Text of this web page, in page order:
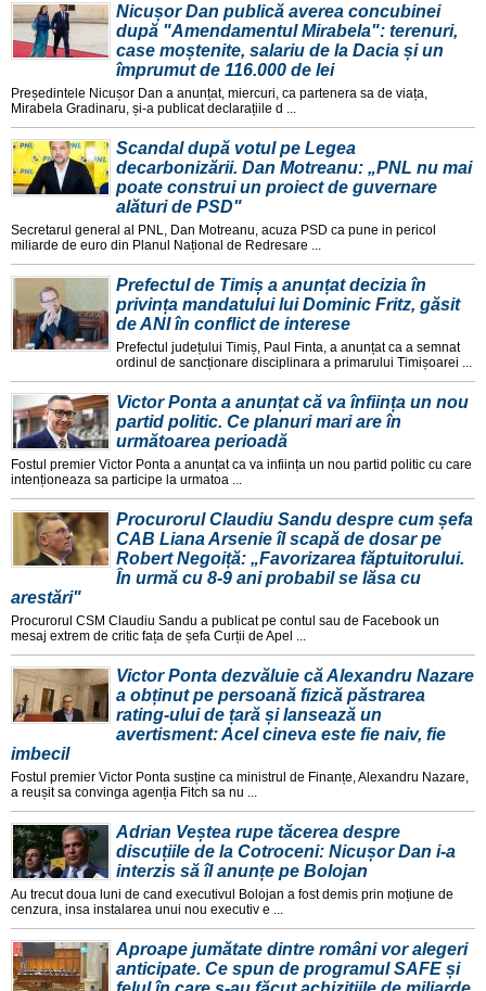
Nicușor Dan publică averea concubinei
după "Amendamentul Mirabela": terenuri,
case moștenite, salariu de la Dacia și un
împrumut de 116.000 de lei
Președintele Nicușor Dan a anunțat, miercuri, ca partenera sa de viața,
Mirabela Gradinaru, și-a publicat declarațiile d ...
Scandal după votul pe Legea
decarbonizării. Dan Motreanu: „PNL nu mai
poate construi un proiect de guvernare
alături de PSD"
Secretarul general al PNL, Dan Motreanu, acuza PSD ca pune in pericol
miliarde de euro din Planul Național de Redresare ...
Prefectul de Timiș a anunțat decizia în
privința mandatului lui Dominic Fritz, găsit
de ANI în conflict de interese
Prefectul județului Timiș, Paul Finta, a anunțat ca a semnat
ordinul de sancționare disciplinara a primarului Timișoarei ...
Victor Ponta a anunțat că va înființa un nou
partid politic. Ce planuri mari are în
următoarea perioadă
Fostul premier Victor Ponta a anunțat ca va inființa un nou partid politic cu care
intenționeaza sa participe la urmatoa ...
Procurorul Claudiu Sandu despre cum șefa
CAB Liana Arsenie îl scapă de dosar pe
Robert Negoiță: „Favorizarea făptuitorului.
În urmă cu 8-9 ani probabil se lăsa cu
arestări"
Procurorul CSM Claudiu Sandu a publicat pe contul sau de Facebook un
mesaj extrem de critic fața de șefa Curții de Apel ...
Victor Ponta dezvăluie că Alexandru Nazare
a obținut pe persoană fizică păstrarea
rating-ului de țară și lansează un
avertisment: Acel cineva este fie naiv, fie
imbecil
Fostul premier Victor Ponta susține ca ministrul de Finanțe, Alexandru Nazare,
a reușit sa convinga agenția Fitch sa nu ...
Adrian Veștea rupe tăcerea despre
discuțiile de la Cotroceni: Nicușor Dan i-a
interzis să îl anunțe pe Bolojan
Au trecut doua luni de cand executivul Bolojan a fost demis prin moțiune de
cenzura, insa instalarea unui nou executiv e ...
Aproape jumătate dintre români vor alegeri
anticipate. Ce spun de programul SAFE și